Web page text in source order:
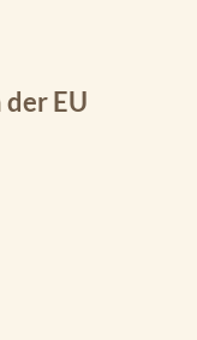
EU